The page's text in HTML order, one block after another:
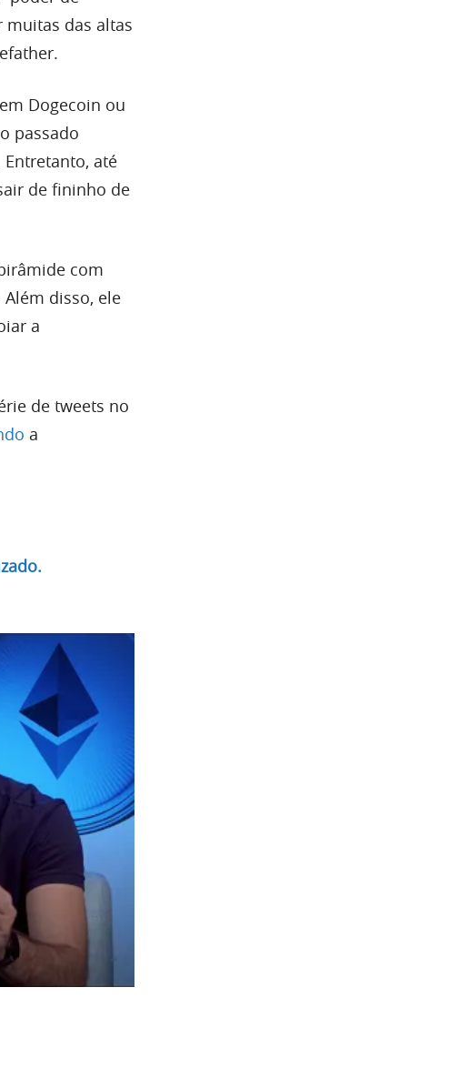
muitas das altas
Dogecoin ou
passado
até
de fininho de
com
disso, ele
a
de tweets no
a